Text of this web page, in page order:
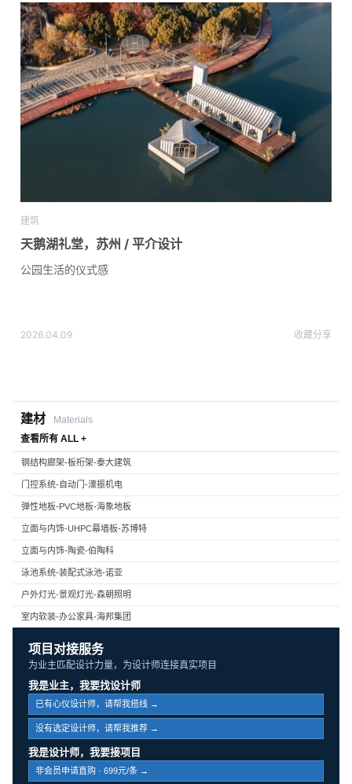
建筑
天鹅湖礼堂，苏州 / 平介设计
公园生活的仪式感
2026.04.09 收藏分享
建材
Materials
查看所有 ALL +
钢结构廊架-板桁架-泰大建筑
门控系统-自动门-濠振机电
弹性地板-PVC地板-海象地板
立面与内饰-UHPC幕墙板-苏博特
立面与内饰-陶瓷-伯陶科
泳池系统-装配式泳池-诺亚
户外灯光-景观灯光-森朝照明
室内软装-办公家具-海邦集团
项目对接服务
为业主匹配设计力量，为设计师连接真实项目
我是业主，我要找设计师
已有心仪设计师，请帮我搭线 →
没有选定设计师，请帮我推荐 →
我是设计师，我要接项目
非会员申请直购 · 699元/条 →